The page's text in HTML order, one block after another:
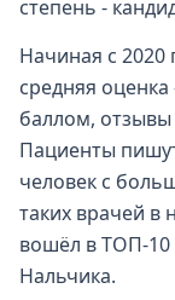
степень -
Начиная с 2020
средняя
баллом,
Пациенты
человек с
таких врачей в
вошёл в ТОП-10
Нальчика.